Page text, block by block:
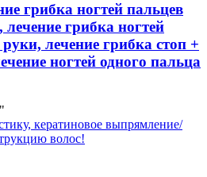
грибка ногтей пальцев
лечение грибка ногтей
лечение грибка стоп +
ногтей одного пальца